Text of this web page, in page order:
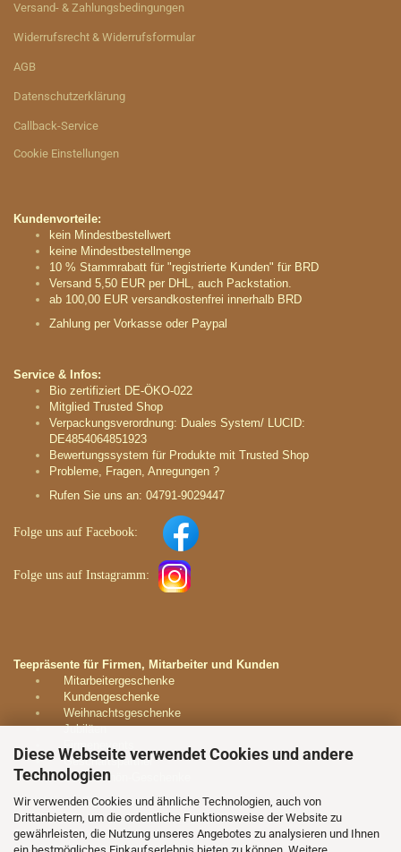
Diese Webseite verwendet Cookies und andere
Technologien
Wir verwenden Cookies und ähnliche Technologien, auch von
Drittanbietern, um die ordentliche Funktionsweise der Website zu
gewährleisten, die Nutzung unseres Angebotes zu analysieren und Ihnen
Versand- & Zahlungsbedingungen
Widerrufsrecht & Widerrufsformular
AGB
Datenschutzerklärung
Callback-Service
Cookie Einstellungen
Kundenvorteile:
kein Mindestbestellwert
keine Mindestbestellmenge
10 % Stammrabatt für "registrierte Kunden" für BRD
Versand 5,50 EUR per DHL, auch Packstation.
ab 100,00 EUR versandkostenfrei innerhalb BRD
Zahlung per Vorkasse oder Paypal
Service & Infos:
Bio zertifiziert DE-ÖKO-022
Mitglied Trusted Shop
Verpackungsverordnung: Duales System/ LUCID:
DE4854064851923
Bewertungssystem für Produkte mit Trusted Shop
Probleme, Fragen, Anregungen ?
Rufen Sie uns an: 04791-9029447
Folge uns auf Facebook:
Folge uns auf Instagramm:
Teepräsente für Firmen, Mitarbeiter und Kunden
Mitarbeitergeschenke
Kundengeschenke
Weihnachtsgeschenke
Jubiläen
Firmenevents
Geschäftspartner
Dankeschön-Geschenke
Kontaktieren Sie uns unverbindlich:
E-Mail:info@teeparadies.net